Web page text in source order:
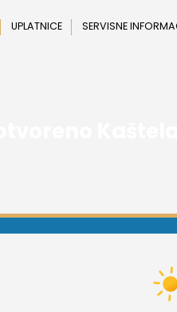
UPLATNICE SERVISNE